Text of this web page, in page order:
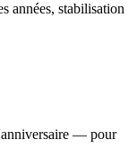
années, stabilisation
— pour